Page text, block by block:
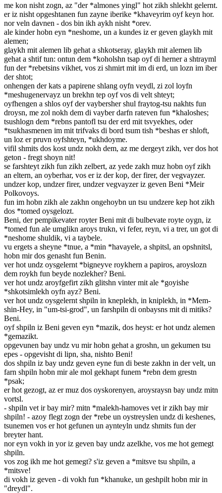
me kon nisht zogn, az "der *almones yingl" hot zikh shlekht gelernt.
er iz nisht opgeshtanen fun zayne iberike *khaveyrim oyf keyn hor.
nor veln davnen - dos bin ikh aykh nisht *orev.
ale kinder hobn eyn *neshome, un a kundes iz er geven glaykh mit
alemen;
glaykh mit alemen lib gehat a shkotseray, glaykh mit alemen lib
gehat a shtif tun: ontun dem *koholshn tsap oyf di herner a shtrayml
fun der *rebetsins vikhet, vos zi shmirt mit im di erd, un lozn im iber
der shtot;
onhengen der kats a papirene shlang oyfn veydl, zi zol loyfn
*meshugenervayz un brekhn tep oyf vos di velt shteyt;
oyfhengen a shlos oyf der vaybersher shul fraytog-tsu nakhts fun
droysn, me zol nokh dem di vayber darfn rateven fun *khaloshes;
tsushlogn dem *rebns pantofl tsu der erd mit tsvyekhes, oder
*tsukhasmenen im mit trifvaks di bord tsum tish *beshas er shloft,
un loz er pruvn oyfshteyn, *ukhdoyme.
vifil shmits dos kost undz nokh dem, az me dergeyt zikh, ver dos hot
geton - fregt shoyn nit!
se farshteyt zikh fun zikh zelbert, az yede zakh muz hobn oyf zikh
an eltern, an oyberhar, vos er iz der kop, der firer, der vegvayzer.
undzer kop, undzer firer, undzer vegvayzer iz geven Beni *Meir
Polkovoys.
fun im hobn zikh ale zakhn ongehoybn un tsu undzere kep hot zikh
dos *tomed oysgelozt.
Beni, der pempikevater royter Beni mit di bulbevate royte oygn, iz
*tomed fun ale umglikn aroys trukn, vi fefer, reyn, vi a trer, un got di
*neshome shuldik, vi a taybele.
vu ergets a sheyne *tnue, a *min *havayele, a shpitsl, an opshnitsl,
hobn mir dos genasht fun Benin.
ver hot undz oysgelernt *bigneyve roykhern a papiros, aroyslozn
dem roykh fun beyde nozlekher? Beni.
ver hot undz aroyfgefirt zikh glitshn vinter mit ale *goyishe
*shkotsimlekh oyfn ayz? Beni.
ver hot undz oysgelernt shpiln in kneplekh, in kniplekh, in *Mem-
shin-Hey, in "um-tsi-grod", un farshpiln di onbaysns mit di mitiks?
Beni.
oyf shpiln iz Beni geven eyn *mazik, dos heyst: er hot undz alemen
*gemazikt.
opgevunen bay undz vu mir hobn gehat a groshn, un gekumen tsu
epes - opgevisht di lipn, sha, nishto Beni!
dos shpiln iz bay undz geven eyne fun di beste zakhn in der velt, un
farn shpiln hobn mir ale mol gekhapt funem *rebn dem grestn
*psak;
er hot gezogt, az er muz dos oyskorenyen, aroysraysn bay undz mitn
vortsl.
- shpiln vet ir bay mir? mitn *malekh-hamoves vet ir zikh bay mir
shpiln! - azoy flegt zogn der *rebe un oystreyslen undz di keshenes,
tsunemen vos er hot gefunen un aynteyln undz shmits fun der
breyter hant.
nor eyn vokh in yor iz geven bay undz azelkhe, vos me hot gemegt
shpiln.
vos zog ikh me hot gemegt? s'iz geven a *mitsve tsu shpiln, a
*mitsve!
di vokh iz geven - di vokh fun *khanuke, un geshpilt hobn mir in
"dreydl".